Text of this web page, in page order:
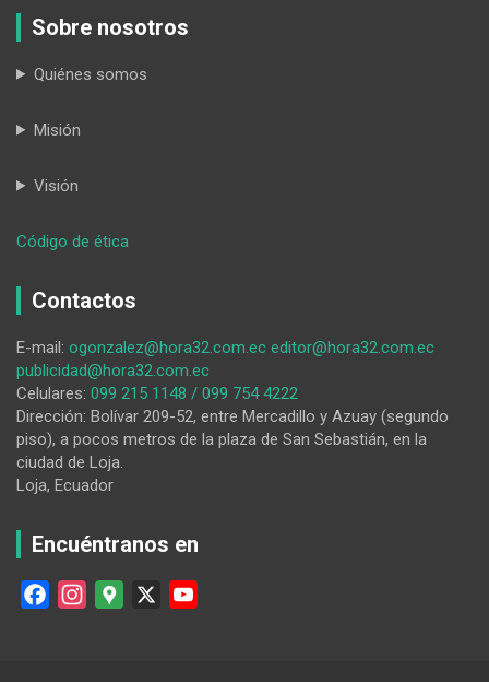
Sobre nosotros
Quiénes somos
Misión
Visión
Código de ética
Loja
el
inesperado
fallecimiento
de
connotado
Contactos
E-mail: ogonzalez@hora32.com.ec editor@hora32.com.ec
publicidad@hora32.com.ec
Celulares: 099 215 1148 / 099 754 4222
Dirección: Bolívar 209-52, entre Mercadillo y Azuay (segundo
piso), a pocos metros de la plaza de San Sebastián, en la
ciudad de Loja.
Loja, Ecuador
Encuéntranos en